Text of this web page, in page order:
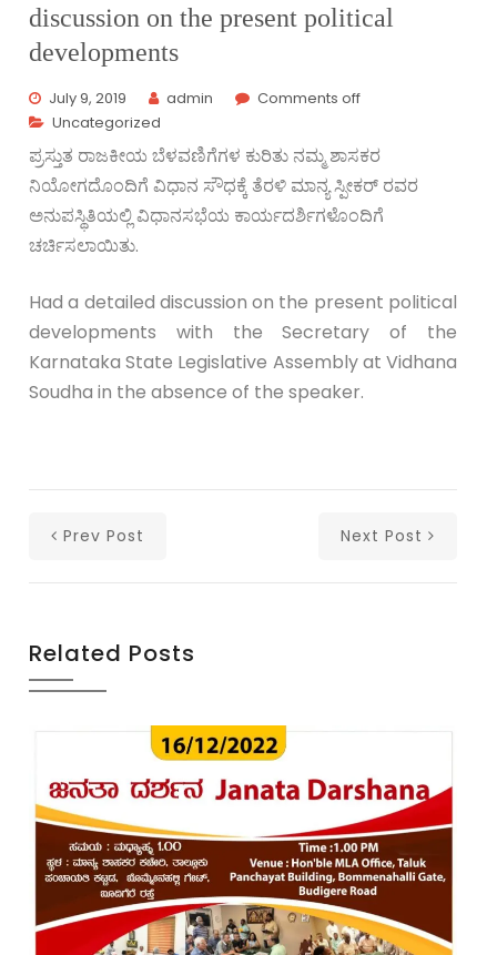
discussion on the present political
developments
July 9, 2019 admin
Comments off
Uncategorized
ಪ್ರಸ್ತುತ ರಾಜಕೀಯ ಬೆಳವಣಿಗೆಗಳ ಕುರಿತು ನಮ್ಮ ಶಾಸಕರ
ನಿಯೋಗದೊಂದಿಗೆ ವಿಧಾನ ಸೌಧಕ್ಕೆ ತೆರಳಿ ಮಾನ್ಯ ಸ್ಪೀಕರ್‌ ರವರ
ಅನುಪಸ್ಥಿತಿಯಲ್ಲಿ ವಿಧಾನಸಭೆಯ ಕಾರ್ಯದರ್ಶಿಗಳೊಂದಿಗೆ
ಚರ್ಚಿಸಲಾಯಿತು.
Had a detailed discussion on the present political
developments with the Secretary of the
Karnataka State Legislative Assembly at Vidhana
Soudha in the absence of the speaker.
Prev Post Next Post
Related Posts